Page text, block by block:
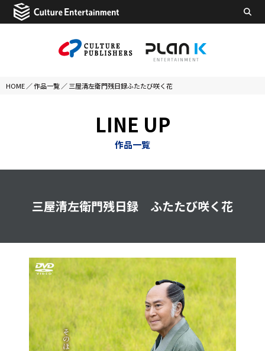
HOME ／作品一覧 ／三屋清左衛門残日録ふたたび咲く花
LINE UP
作品一覧
三屋清左衛門残日録 ふたたび咲く花